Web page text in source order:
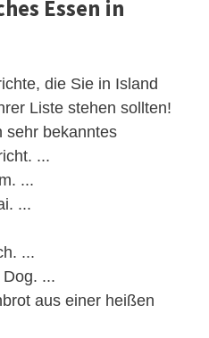
Essen in
die Sie in Island
Liste stehen sollten!
sehr bekanntes
...
...
...
...
...
aus einer heißen